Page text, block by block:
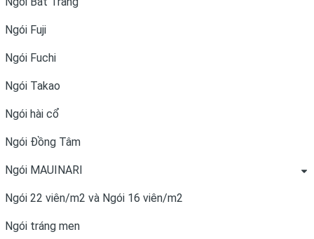
Ngói Fuji
Ngói Fuchi
Ngói Takao
Ngói hài cổ
Ngói Đồng Tâm
Ngói MAUINARI
Ngói 22 viên/m2 và Ngói 16 viên/m2
Ngói tráng men